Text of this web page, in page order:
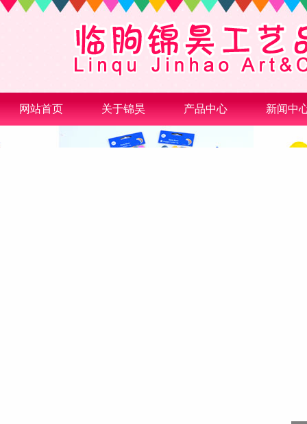
网站首页 关于锦昊 产品中心 新闻中